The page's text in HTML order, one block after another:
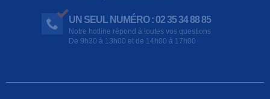
UN SEUL NUMÉRO : 02 35 34 88 85
Notre hotline répond à toutes vos questions
De 9h30 à 13h00 et de 14h00 à 17h00